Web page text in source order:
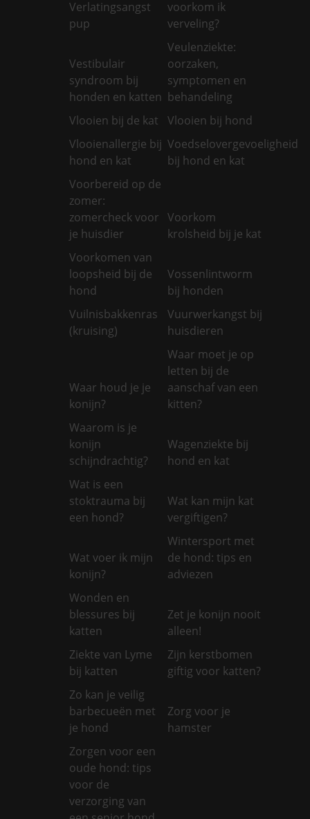
Verlatingsangst
pup
voorkom ik
verveling?
Vestibulair
syndroom bij
honden en katten
Veulenziekte:
oorzaken,
symptomen en
behandeling
Vlooien bij de kat
Vlooien bij hond
Vlooienallergie bij
hond en kat
Voedselovergevoeligheid
bij hond en kat
Voorbereid op de
zomer:
zomercheck voor
je huisdier
Voorkom
krolsheid bij je kat
Voorkomen van
loopsheid bij de
hond
Vossenlintworm
bij honden
Vuilnisbakkenras
(kruising)
Vuurwerkangst bij
huisdieren
Waar houd je je
konijn?
Waar moet je op
letten bij de
aanschaf van een
kitten?
Waarom is je
konijn
schijndrachtig?
Wagenziekte bij
hond en kat
Wat is een
stoktrauma bij
een hond?
Wat kan mijn kat
vergiftigen?
Wat voer ik mijn
konijn?
Wintersport met
de hond: tips en
adviezen
Wonden en
blessures bij
katten
Zet je konijn nooit
alleen!
Ziekte van Lyme
bij katten
Zijn kerstbomen
giftig voor katten?
Zo kan je veilig
barbecueën met
je hond
Zorg voor je
hamster
Zorgen voor een
oude hond: tips
voor de
verzorging van